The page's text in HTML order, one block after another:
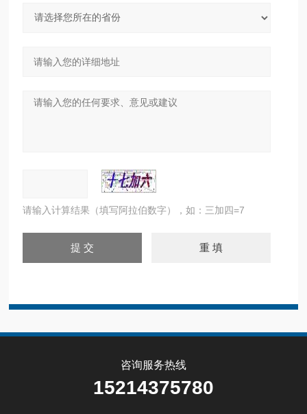
请输入计算结果（填写阿拉伯数字），如：三加四=7
咨询服务热线
15214375780